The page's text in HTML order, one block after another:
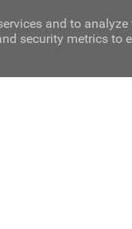
and to
security metrics to